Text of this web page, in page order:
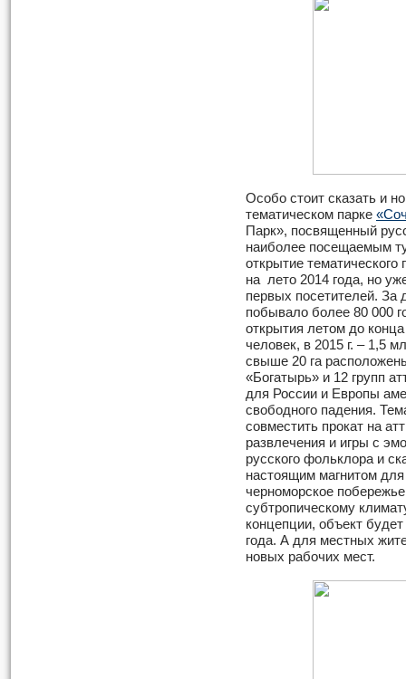
Особо стоит сказать и
тематическом парке
Парк», посвященный
наиболее посещаемым
открытие
на лето 2014 года, но
первых посетителей. За
побывало более 80 000
открытия летом до
человек, в 2015 г. – 1,5
свыше 20 га
«Богатырь» и 12 групп
для России и Европы
свободного падения.
совместить прокат на
развлечения и игры с
русского фольклора и
настоящим магнитом
черноморское
субтропическому
концепции, объект будет
года. А для местных
новых рабочих мест.